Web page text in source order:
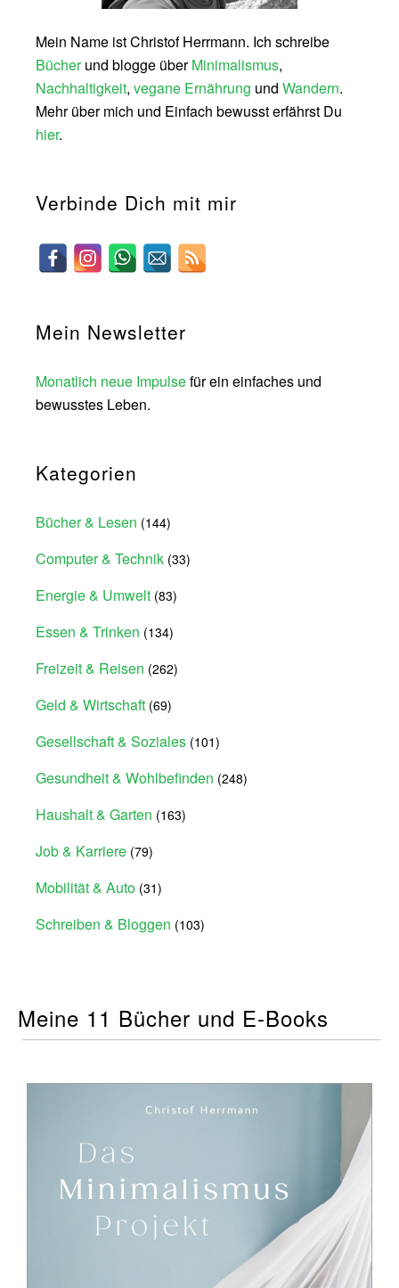
Mein Name ist Christof Herrmann. Ich schreibe
Bücherund blogge überMinimalismus,
Nachhaltigkeit, vegane Ernährung und Wandern.
Mehr über mich und Einfach bewusst erfährst Du
hier.
Verbinde Dich mit mir
Mein Newsletter
Monatlich neue Impulsefür ein einfaches und
bewusstes Leben.
Kategorien
Bücher & Lesen (144)
Computer & Technik (33)
Energie & Umwelt (83)
Essen & Trinken (134)
Freizeit & Reisen (262)
Geld & Wirtschaft (69)
Gesellschaft & Soziales (101)
Gesundheit & Wohlbefinden (248)
Haushalt & Garten (163)
Job & Karriere (79)
Mobilität & Auto (31)
Schreiben & Bloggen (103)
Meine 11 Bücher und E-Books